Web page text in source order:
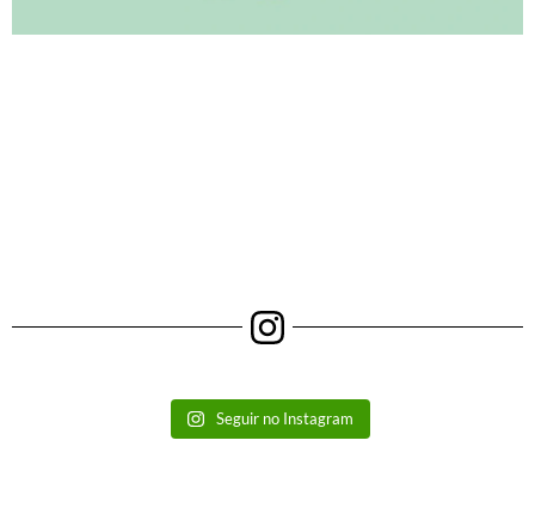
Seguir no Instagram